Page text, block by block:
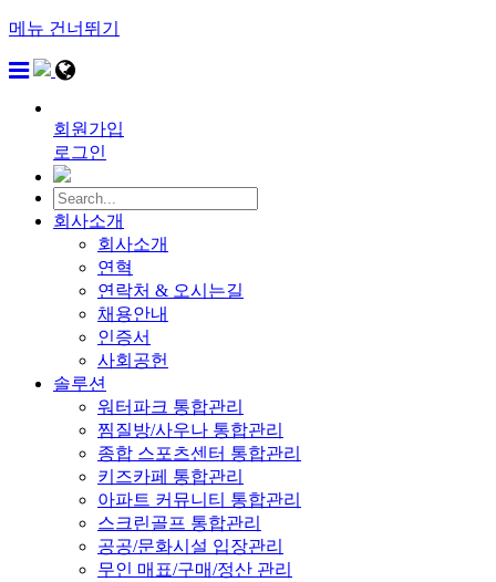
메뉴 건너뛰기
회원가입
로그인
회사소개
회사소개
연혁
연락처 & 오시는길
채용안내
인증서
사회공헌
솔루션
워터파크 통합관리
찜질방/사우나 통합관리
종합 스포츠센터 통합관리
키즈카페 통합관리
아파트 커뮤니티 통합관리
스크린골프 통합관리
공공/문화시설 입장관리
무인 매표/구매/정산 관리